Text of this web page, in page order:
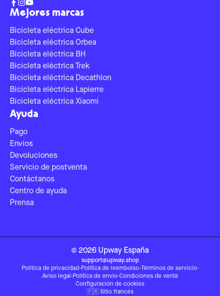
Mejores marcas
Bicicleta eléctrica Cube
Bicicleta eléctrica Orbea
Bicicleta eléctrica BH
Bicicleta eléctrica Trek
Bicicleta eléctrica Decathlon
Bicicleta eléctrica Lapierre
Bicicleta eléctrica Xiaomi
Ayuda
Pago
Envíos
Devoluciones
Servicio de postventa
Contáctanos
Centro de ayuda
Prensa
© 2026 Upway España
support@upway.shop
Política de privacidad-Política de reembolso-Términos de servicio-
Aviso legal -Política de envío-Condiciones de venta
Configuración de cookies
🇫🇷 Sitio francés